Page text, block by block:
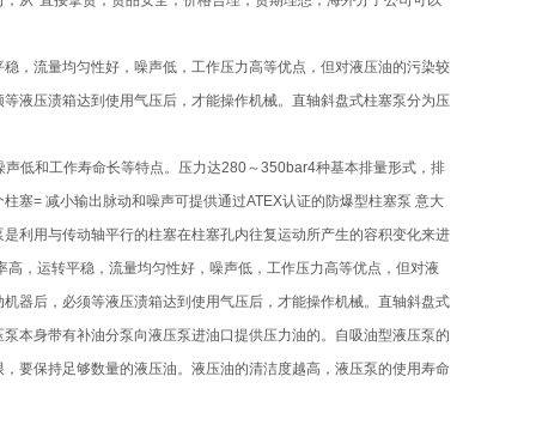
，流量均匀性好，噪声低，工作压力高等优点，但对液压油的污染较
液压渍箱达到使用气压后，才能操作机械。直轴斜盘式柱塞泵分为压
低和工作寿命长等特点。压力达280～350bar4种基本排量形式，排
塞= 减小输出脉动和噪声可提供通过ATEX认证的防爆型柱塞泵 意大
利用与传动轴平行的柱塞在柱塞孔内往复运动所产生的容积变化来进
，运转平稳，流量均匀性好，噪声低，工作压力高等优点，但对液
器后，必须等液压渍箱达到使用气压后，才能操作机械。直轴斜盘式
本身带有补油分泵向液压泵进油口提供压力油的。自吸油型液压泵的
要保持足够数量的液压油。液压油的清洁度越高，液压泵的使用寿命